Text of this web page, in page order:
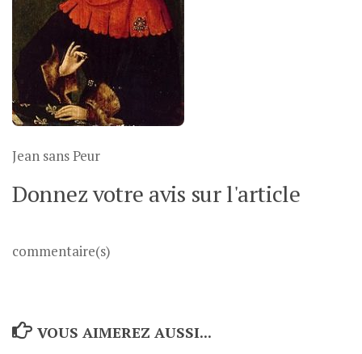
Jean sans Peur
Donnez votre avis sur l'article
commentaire(s)
VOUS AIMEREZ AUSSI...